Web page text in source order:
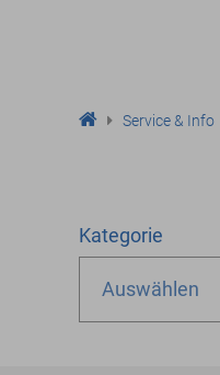
Service & Info
Kategorie
Auswählen